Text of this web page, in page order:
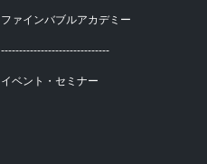
ファインバブルアカデミー
------------------------------
イベント・セミナー